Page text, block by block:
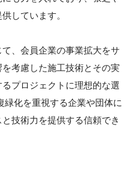
しています。
、会員企業の事業拡大をサ
考慮した施工技術とその実
プロジェクトに理想的な選
化を重視する企業や団体に
技術力を提供する信頼でき